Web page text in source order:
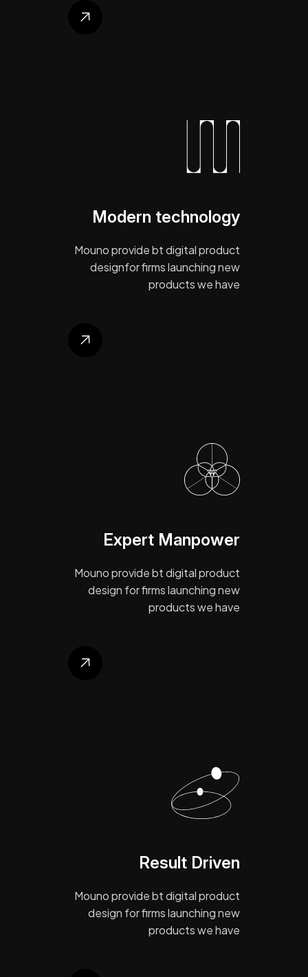
Modern technology
Mouno provide bt digital product
designfor firms launching new
products we have
Expert Manpower
Mouno provide bt digital product
design for firms launching new
products we have
Result Driven
Mouno provide bt digital product
design for firms launching new
products we have